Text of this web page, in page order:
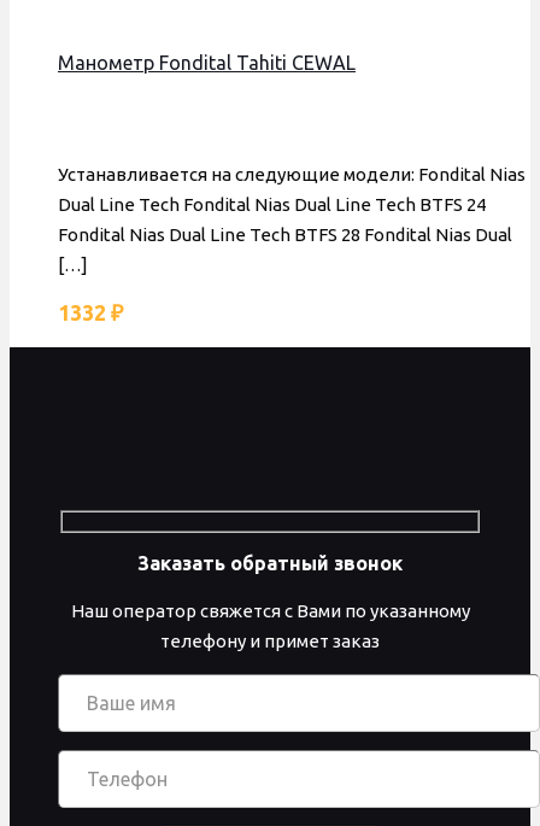
Манометр Fondital Tahiti CEWAL
Устанавливается на следующие модели: Fondital Nias
Dual Line Tech Fondital Nias Dual Line Tech BTFS 24
Fondital Nias Dual Line Tech BTFS 28 Fondital Nias Dual
[…]
1332 ₽
Заказать обратный звонок
Наш оператор свяжется с Вами по указанному
телефону и примет заказ